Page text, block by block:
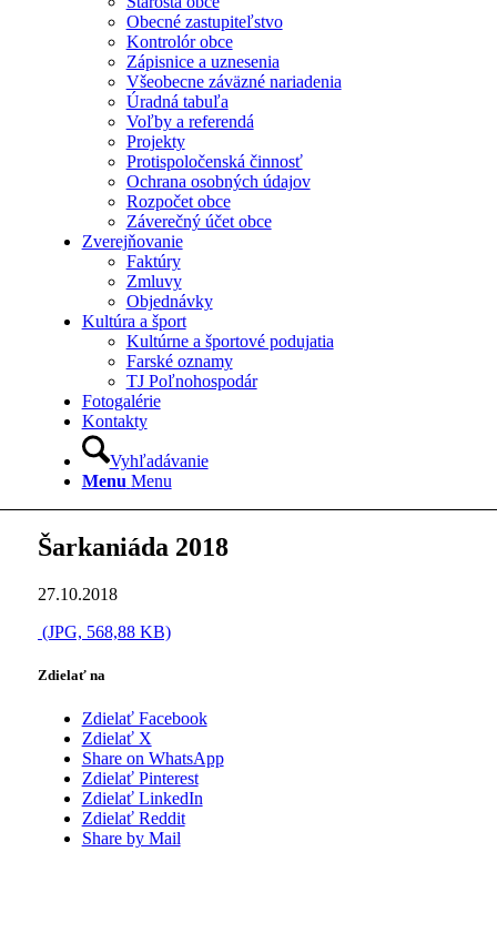
Obecné zastupiteľstvo
Kontrolór obce
Zápisnice a uznesenia
Všeobecne záväzné nariadenia
Úradná tabuľa
Voľby a referendá
Projekty
Protispoločenská činnosť
Ochrana osobných údajov
Rozpočet obce
Záverečný účet obce
Zverejňovanie
Faktúry
Zmluvy
Objednávky
Kultúra a šport
Kultúrne a športové podujatia
Farské oznamy
TJ Poľnohospodár
Fotogalérie
Kontakty
Vyhľadávanie
Menu Menu
Šarkaniáda 2018
27.10.2018
(JPG, 568,88 KB)
Zdielať na
Zdielať Facebook
Zdielať X
Share on WhatsApp
Zdielať Pinterest
Zdielať LinkedIn
Zdielať Reddit
Share by Mail